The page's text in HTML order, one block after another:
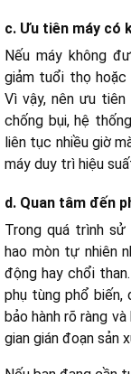
c. Ưu tiên máy có
Nếu máy không
giảm tuổi thọ hoặc
Vì vậy, nên ưu
chống bụi, hệ
liên tục nhiều giờ
máy duy trì hiệu
d. Quan tâm đến
Trong quá trình sử
hao mòn tự nhiên
động hay chổi
phụ tùng phổ
bảo hành rõ ràng
gian gián đoạn sản